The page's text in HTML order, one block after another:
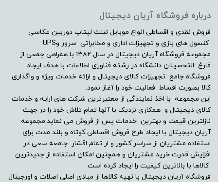
اندازه صفحه نمایش
15.6"
نوع صفحه نمایش
Full HD (1080 × 1920)
دقت صفحه نمایش
-
درباره فروشگاه آریان دیجیتال
فروش نقدی و اقساطی انواع موبایل تبلت لپتاپ دوربین عکاسی
کنسول های بازی و تجهیزات اداری و مخابراتی سرور وUPS
مجموعه فروشگاه آریان دیجیتال در سال ۱۳۸۲ با همراهی جمعی از
فارغ التحصیلان دانشگاه در رشته فناوری اطلاعات با هدف ایجاد
فروشگاه جامع تجهیزات کالای دیجیتال و ارائه خدمات ویژه و واگذاری
کالا بصورت اقساط فعالیت خود را آغاز نمود.
این مجموعه با اخذ نمایندگی از معتبرترین شرکت های ارایه و خدمات
کالای دیجیتال و همکاری نزدیک با آنها تمام تلاش خود را در جهت
نازلترین قیمت و بهترین خدمات پس از فروش می نماید.مجموعه
آریان دیجیتال با ایجاد طرح فروش اقساطی کوتاه و بلند مدت برای
استفاده مشتریان از سراسر کشور و ار تمام اقشار جامعه سعی در
افزایش قدرت خرید مشتریان و همچنین امکان استفاده از جدیدترین
کالاها با بالاترین کیفیت را ایجاد کرده است.
فروشگاه آریان دیجیتال با تهیه کالاها از مبادی اصلی اصلات و اورجینال